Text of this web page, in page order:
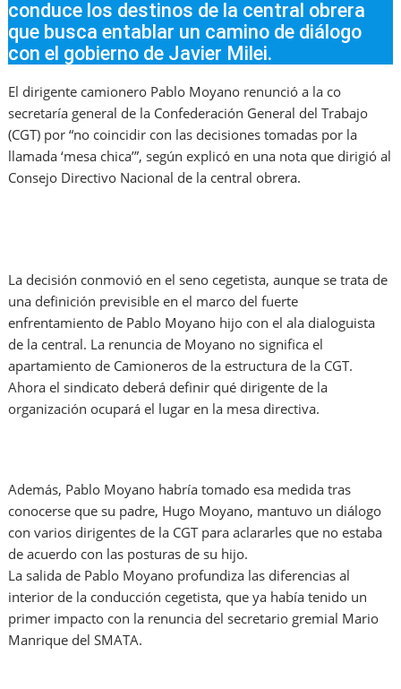
conduce los destinos de la central obrera
que busca entablar un camino de diálogo
con el gobierno de Javier Milei.
El dirigente camionero Pablo Moyano renunció a la co
secretaría general de la Confederación General del Trabajo
(CGT) por “no coincidir con las decisiones tomadas por la
llamada ‘mesa chica’”, según explicó en una nota que dirigió al
Consejo Directivo Nacional de la central obrera.
La decisión conmovió en el seno cegetista, aunque se trata de
una definición previsible en el marco del fuerte
enfrentamiento de Pablo Moyano hijo con el ala dialoguista
de la central. La renuncia de Moyano no significa el
apartamiento de Camioneros de la estructura de la CGT.
Ahora el sindicato deberá definir qué dirigente de la
organización ocupará el lugar en la mesa directiva.
Además, Pablo Moyano habría tomado esa medida tras
conocerse que su padre, Hugo Moyano, mantuvo un diálogo
con varios dirigentes de la CGT para aclararles que no estaba
de acuerdo con las posturas de su hijo.
La salida de Pablo Moyano profundiza las diferencias al
interior de la conducción cegetista, que ya había tenido un
primer impacto con la renuncia del secretario gremial Mario
Manrique del SMATA.